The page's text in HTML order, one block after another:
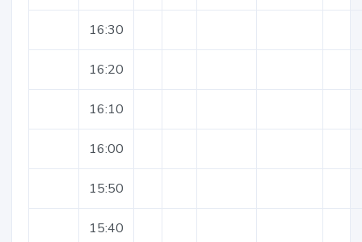
16:30
16:20
16:10
16:00
15:50
15:40